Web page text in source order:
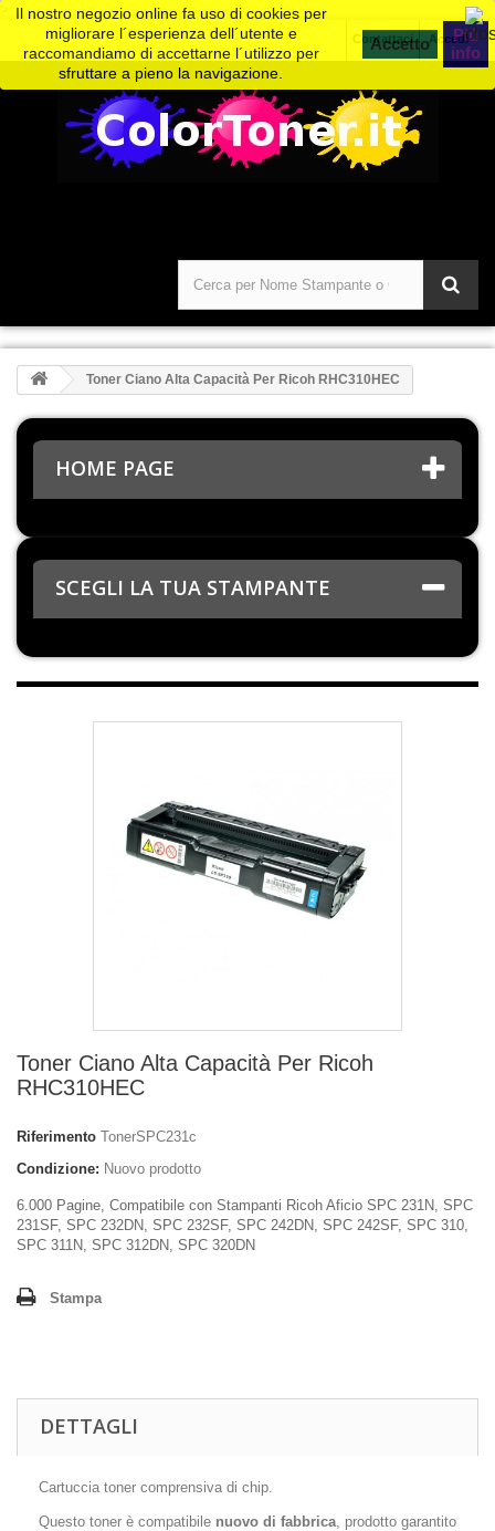
Accedi
Contattaci
Il nostro negozio online fa uso di cookies per
migliorare l´esperienza dell´utente e
raccomandiamo di accettarne l´utilizzo per
sfruttare a pieno la navigazione.
Piú
info
Toner Ciano Alta Capacità Per Ricoh RHC310HEC
HOME PAGE
SCEGLI LA TUA STAMPANTE
Toner Ciano Alta Capacità Per Ricoh
RHC310HEC
Riferimento TonerSPC231c
Condizione: Nuovo prodotto
6.000 Pagine, Compatibile con Stampanti Ricoh Aficio SPC 231N, SPC
231SF, SPC 232DN, SPC 232SF, SPC 242DN, SPC 242SF, SPC 310,
SPC 311N, SPC 312DN, SPC 320DN
Stampa
DETTAGLI
Cartuccia toner comprensiva di chip.
Questo toner è compatibile nuovo di fabbrica, prodotto garantito